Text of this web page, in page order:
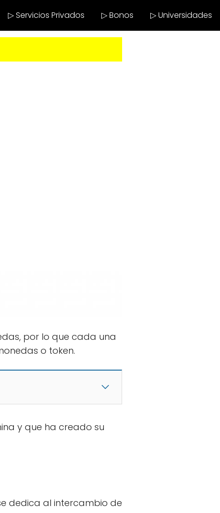
▷ Servicios Privados ▷ Bonos ▷ Universidades
por lo que cada una
o token.
y que ha creado su
dedica al intercambio de